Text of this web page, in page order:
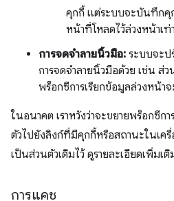
คุกกี้ แต่ระบบจะบันทึกคุ
หน้าที่โหลดไว้ล่วงหน้าเ
การจดจำลายนิ้วมือ: ระบบจะ
การจดจำลายนิ้วมือด้วย เช่น ส่ว
พร็อกซีการเรียกข้อมูลล่วงหน้า
ในอนาคต เราหวังว่าจะขยายพร็อกซี
ตัวไปยังลิงก์ที่มีคุกกี้หรือสถานะในเค
เป็นส่วนตัวเดิมไว้ ดูรายละเอียดเพิ่มเ
การแคช